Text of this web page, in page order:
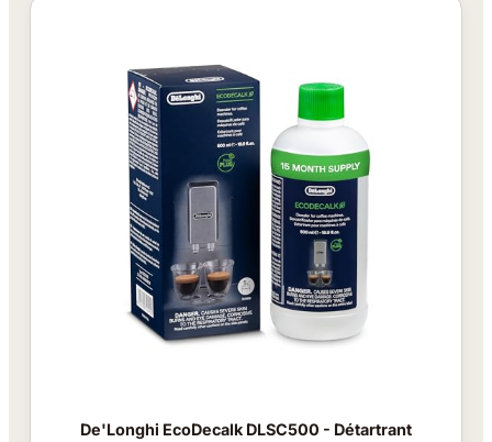
De'Longhi EcoDecalk DLSC500 - Détartrant